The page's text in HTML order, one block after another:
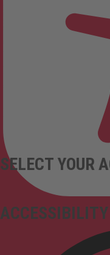
SELECT YOUR